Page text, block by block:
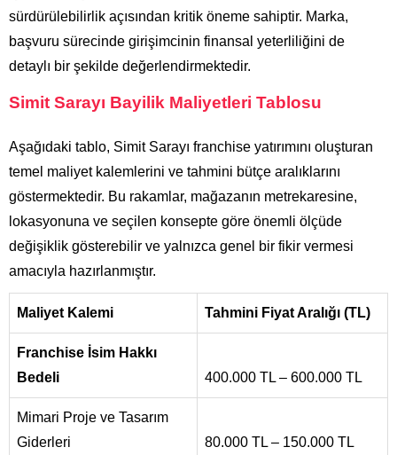
sürdürülebilirlik açısından kritik öneme sahiptir. Marka,
başvuru sürecinde girişimcinin finansal yeterliliğini de
detaylı bir şekilde değerlendirmektedir.
Simit Sarayı Bayilik Maliyetleri Tablosu
Aşağıdaki tablo, Simit Sarayı franchise yatırımını oluşturan
temel maliyet kalemlerini ve tahmini bütçe aralıklarını
göstermektedir. Bu rakamlar, mağazanın metrekaresine,
lokasyonuna ve seçilen konsepte göre önemli ölçüde
değişiklik gösterebilir ve yalnızca genel bir fikir vermesi
amacıyla hazırlanmıştır.
Maliyet Kalemi Tahmini Fiyat Aralığı (TL)
Franchise İsim Hakkı
Bedeli
400.000 TL – 600.000 TL
Mimari Proje ve Tasarım
Giderleri
80.000 TL – 150.000 TL